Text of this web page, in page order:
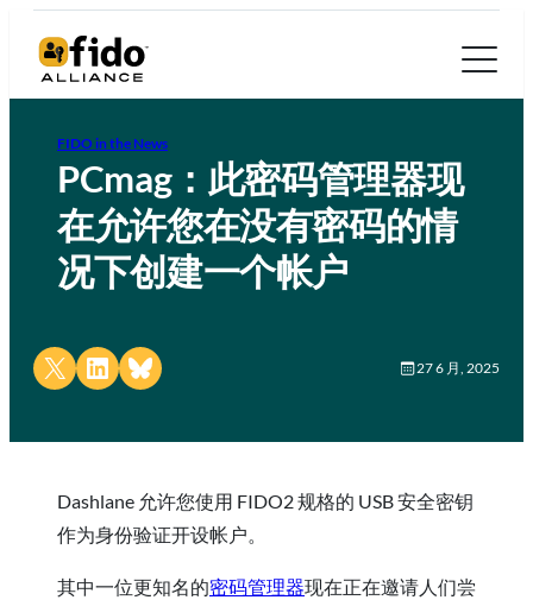
FIDO in the News
PCmag：此密码管理器现
在允许您在没有密码的情
况下创建一个帐户
Share on X Share on LinkedIn
Share on Bluesky 27 6 月, 2025
Dashlane 允许您使用 FIDO2 规格的 USB 安全密钥
作为身份验证开设帐户。
其中一位更知名的密码管理器现在正在邀请人们尝